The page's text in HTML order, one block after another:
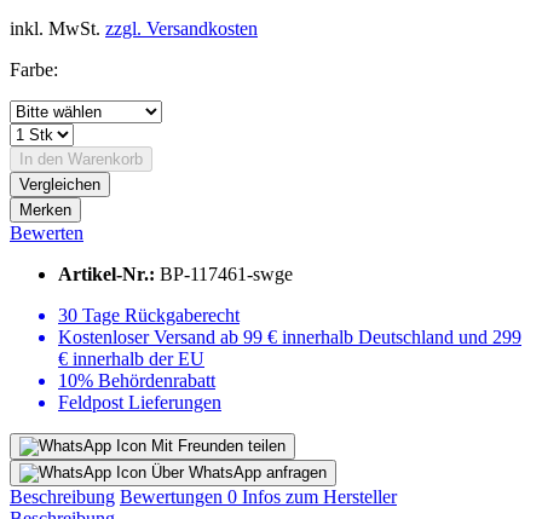
inkl. MwSt. zzgl. Versandkosten
Farbe:
In den Warenkorb
Vergleichen
Merken
Bewerten
Artikel-Nr.: BP-117461-swge
30 Tage Rückgaberecht
Kostenloser Versand ab 99 € innerhalb Deutschland und 299
€ innerhalb der EU
10% Behördenrabatt
Feldpost Lieferungen
Mit Freunden teilen
Über WhatsApp anfragen
Beschreibung Bewertungen 0 Infos zum Hersteller